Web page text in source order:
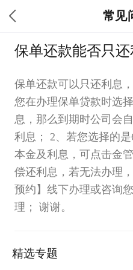
常见
保单还款能否只还
保单还款可以只还利息
您在办理保单贷款时选
息，那么到期时公司会
利息； 2、若您选择的
本金及利息，可点击金
偿还利息，若无法办理
预约】线下办理或咨询
理； 谢谢。
精选专题